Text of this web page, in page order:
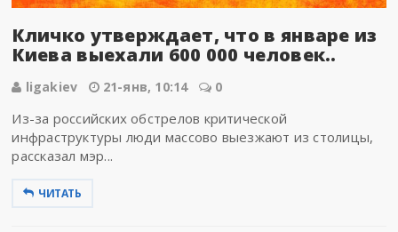
Кличко утверждает, что в январе из
Киева выехали 600 000 человек..
ligakiev 21-янв, 10:14 0
Из-за российских обстрелов критической
инфраструктуры люди массово выезжают из столицы,
рассказал мэр...
ЧИТАТЬ